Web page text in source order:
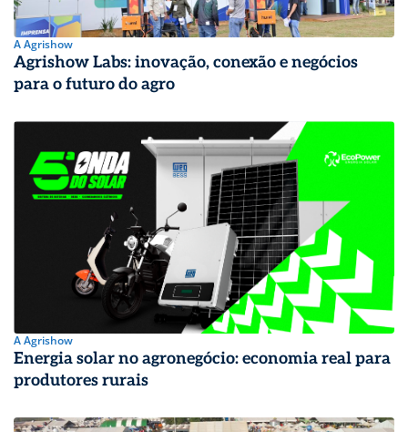
A Agrishow
Agrishow Labs: inovação, conexão e negócios
para o futuro do agro
A Agrishow
Energia solar no agronegócio: economia real para
produtores rurais